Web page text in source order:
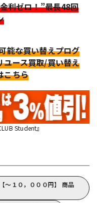
利ゼロ！”最長48回
能な買い替えプログ
ユース買取/買い替え
こちら
Student』
～１０，０００円】 商品